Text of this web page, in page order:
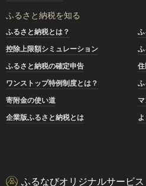
ふるさと納税を知る
ふるさと納税とは？
控除上限額シミュレーション
ふるさと納税の確定申告
ワンストップ特例制度とは？
寄附金の使い道
企業版ふるさと納税とは
ふるなびオリジナルサービス